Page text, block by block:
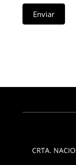
Enviar
CRTA.